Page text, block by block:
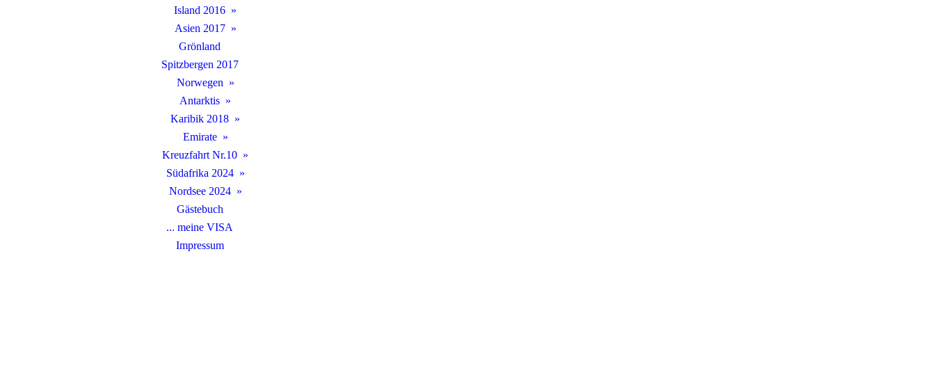
Island 2016
Asien 2017
Grönland
Spitzbergen 2017
Norwegen
Antarktis
Karibik 2018
Emirate
Kreuzfahrt Nr.10
Südafrika 2024
Nordsee 2024
Gästebuch
... meine VISA
Impressum